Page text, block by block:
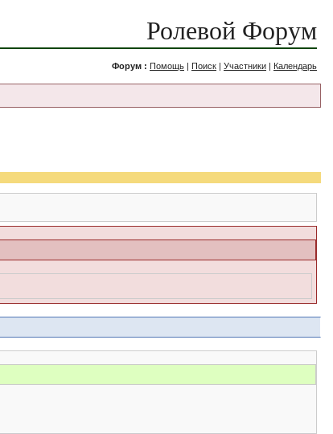
Ролевой Форум
Форум : Помощь | Поиск | Участники | Календарь